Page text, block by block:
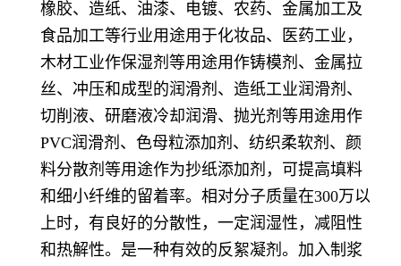
橡胶、造纸、油漆、电镀、农药、金属加工及
食品加工等行业用途用于化妆品、医药工业，
木材工业作保湿剂等用途用作铸模剂、金属拉
丝、冲压和成型的润滑剂、造纸工业润滑剂、
切削液、研磨液冷却润滑、抛光剂等用途用作
PVC润滑剂、色母粒添加剂、纺织柔软剂、颜
料分散剂等用途作为抄纸添加剂，可提高填料
和细小纤维的留着率。相对分子质量在300万以
上时，有良好的分散性，一定润湿性，减阻性
和热解性。是一种有效的反絮凝剂。加入制浆